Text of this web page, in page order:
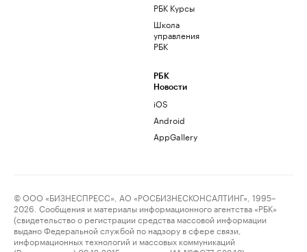
РБК Курсы
Школа
управления
РБК
РБК
Новости
iOS
Android
AppGallery
© ООО «БИЗНЕСПРЕСС», АО «РОСБИЗНЕСКОНСАЛТИНГ», 1995–
2026. Сообщения и материалы информационного агентства «РБК»
(свидетельство о регистрации средства массовой информации
выдано Федеральной службой по надзору в сфере связи,
информационных технологий и массовых коммуникаций